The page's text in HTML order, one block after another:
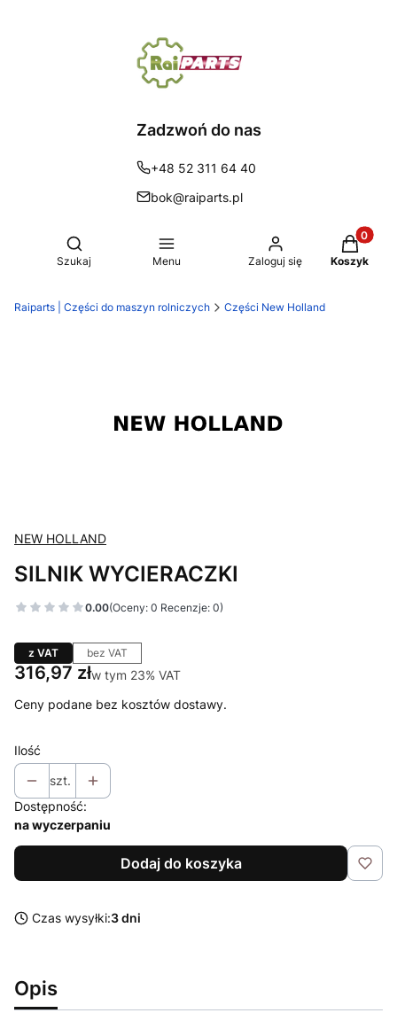
Zadzwoń do nas
+48 52 311 64 40
bok@raiparts.pl
Otwórz wyszukiwarkę
Szukaj Menu Zaloguj się Koszyk
Raiparts | Części do maszyn rolniczych Części New Holland
NEW HOLLAND
SILNIK WYCIERACZKI
0.00(Oceny: 0 Recenzje: 0)
z VAT bez VAT
Cena
316,97 złw tym 23% VAT
w tym 23% VAT
Ceny podane bez kosztów dostawy.
Ilość
szt.
Dostępność:
na wyczerpaniu
Dodaj do koszyka
Czas wysyłki:3 dni
Opis